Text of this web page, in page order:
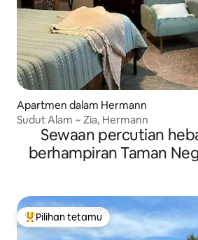
Apartmen dalam Hermann
Sudut Alam ~ Zia, Hermann
Sewaan percutian
berhampiran Taman
Pilihan utama tetamu
Pilihan tetamu